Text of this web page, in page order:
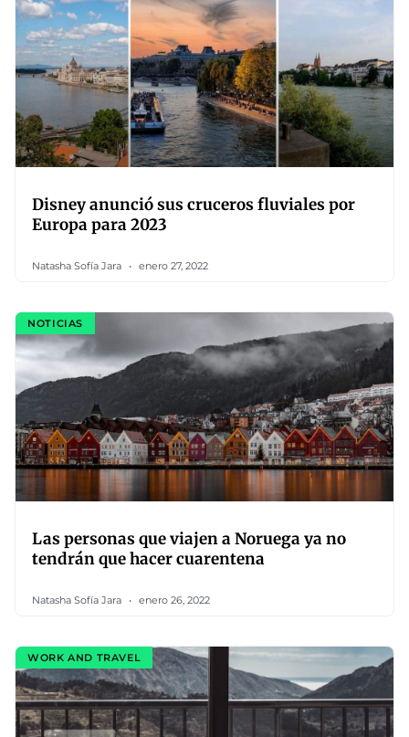
Disney anunció sus cruceros fluviales por
Europa para 2023
Natasha Sofía Jara enero 27, 2022
NOTICIAS
Las personas que viajen a Noruega ya no
tendrán que hacer cuarentena
Natasha Sofía Jara enero 26, 2022
WORK AND TRAVEL